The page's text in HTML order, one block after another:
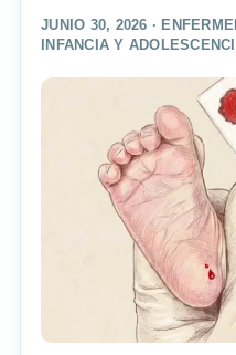
JUNIO 30, 2026 ·
INFANCIA Y